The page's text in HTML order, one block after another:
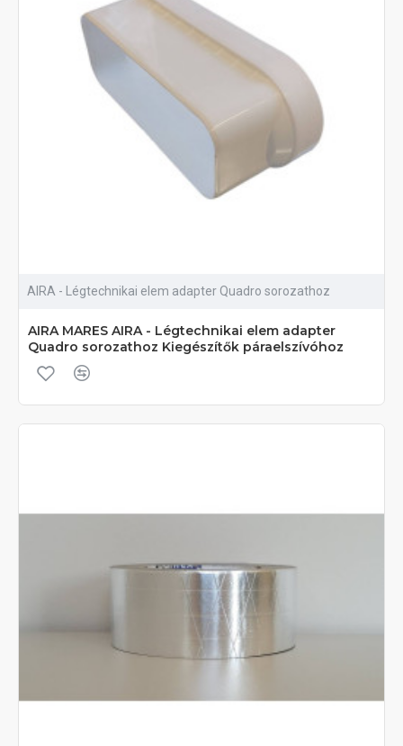
AIRA - Légtechnikai elem adapter Quadro sorozathoz
AIRA MARES AIRA - Légtechnikai elem adapter
Quadro sorozathoz Kiegészítők páraelszívóhoz